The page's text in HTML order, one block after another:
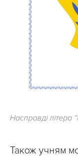
Насправді літера
Також учням